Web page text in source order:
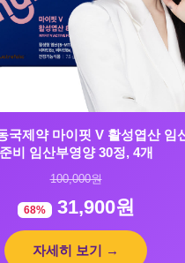
국제약 마이핏 V 활성엽산 임
준비 임산부영양 30정, 4개
100,000원
68% 31,900원
자세히 보기 →